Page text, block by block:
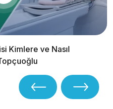
Kimlere ve Nasıl